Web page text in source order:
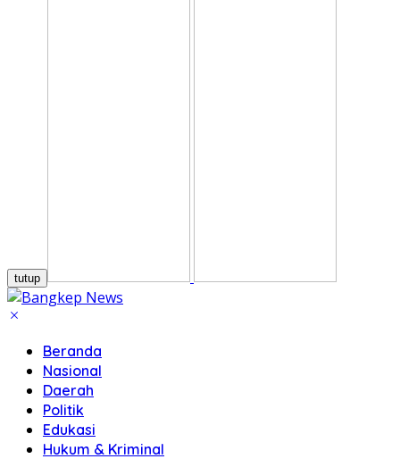
tutup
Beranda
Nasional
Daerah
Politik
Edukasi
Hukum & Kriminal